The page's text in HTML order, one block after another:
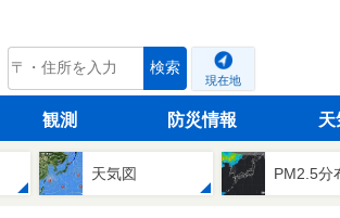
tenki.jp 検索
現在地
観測 防災情報 天
天気図 PM2.5分